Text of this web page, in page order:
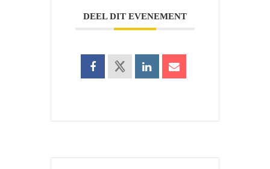
DEEL DIT EVENEMENT